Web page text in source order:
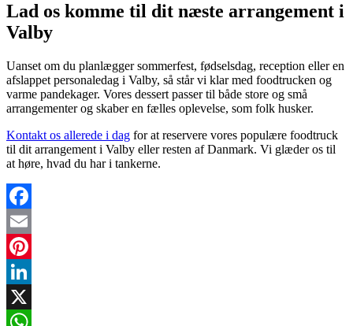
Lad os komme til dit næste arrangement i
Valby
Uanset om du planlægger sommerfest, fødselsdag, reception eller en
afslappet personaledag i Valby, så står vi klar med foodtrucken og
varme pandekager. Vores dessert passer til både store og små
arrangementer og skaber en fælles oplevelse, som folk husker.
Kontakt os allerede i dag for at reservere vores populære foodtruck
til dit arrangement i Valby eller resten af Danmark. Vi glæder os til
at høre, hvad du har i tankerne.
Facebook
Email
Pinterest
LinkedIn
X